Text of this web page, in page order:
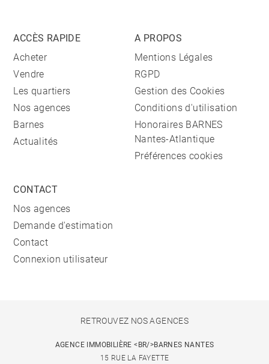
ACCÈS RAPIDE
Acheter
Vendre
Les quartiers
Nos agences
Barnes
Actualités
A PROPOS
Mentions Légales
RGPD
Gestion des Cookies
Conditions d'utilisation
Honoraires BARNES
Nantes-Atlantique
Préférences cookies
CONTACT
Nos agences
Demande d'estimation
Contact
Connexion utilisateur
RETROUVEZ NOS AGENCES
AGENCE IMMOBILIÈRE <BR/>BARNES NANTES
15 RUE LA FAYETTE